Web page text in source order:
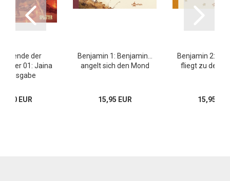
Legende der
01: Jaina
EUR
Benjamin 1: Benjamin…
angelt sich den Mond
15,95 EUR
Benjamin 2:
fliegt zu den
15,95